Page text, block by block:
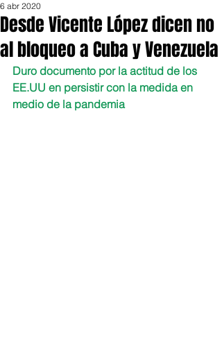
Desde Vicente López dicen no
al bloqueo a Cuba y Venezuela
6 abr 2020
Duro documento por la actitud de los
EE.UU en persistir con la medida en
medio de la pandemia